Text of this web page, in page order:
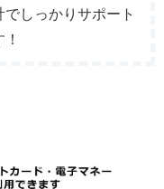
しっかりサポート